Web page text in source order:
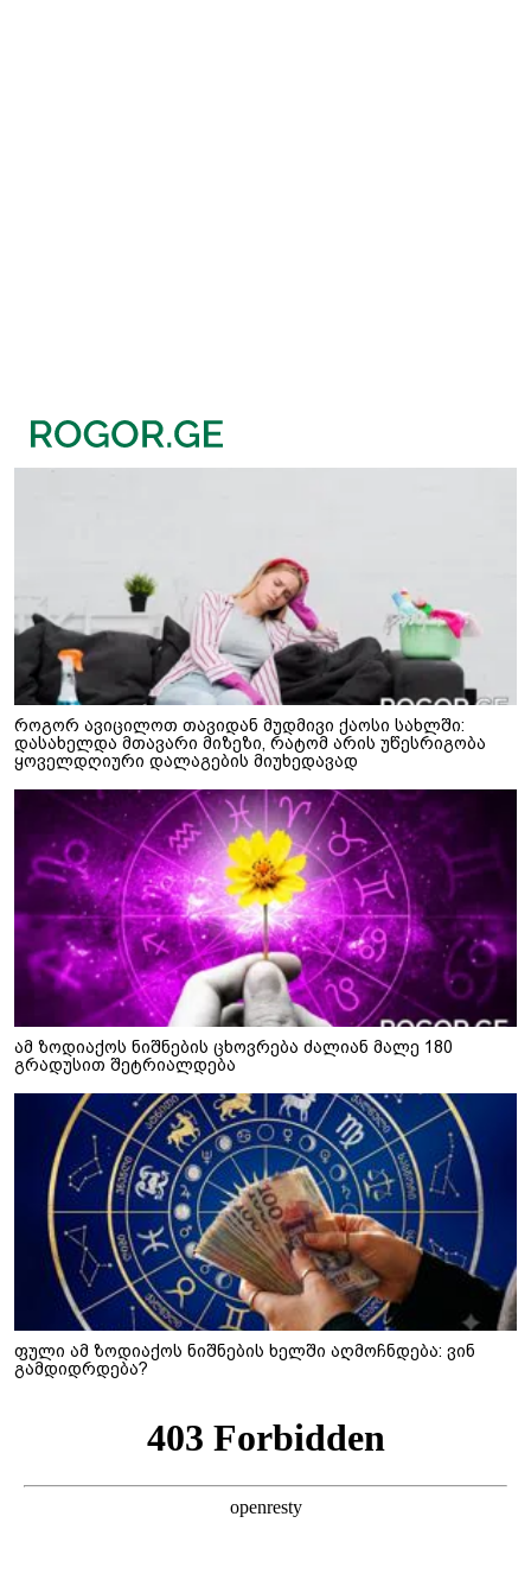
როგორ ავიცილოთ თავიდან მუდმივი ქაოსი სახლში:
დასახელდა მთავარი მიზეზი, რატომ არის უწესრიგობა
ყოველდღიური დალაგების მიუხედავად
ამ ზოდიაქოს ნიშნების ცხოვრება ძალიან მალე 180
გრადუსით შეტრიალდება
ფული ამ ზოდიაქოს ნიშნების ხელში აღმოჩნდება: ვინ
გამდიდრდება?